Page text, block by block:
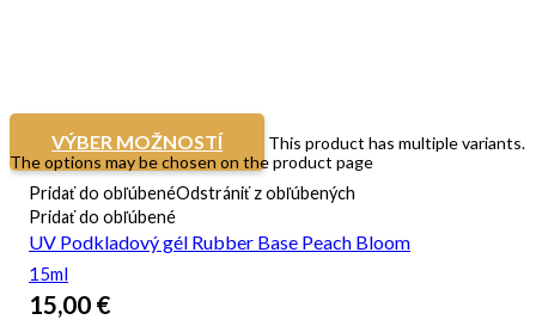
VÝBER MOŽNOSTÍ
This product has multiple variants.
The options may be chosen on the product page
Pridať do obľúbenéOdstrániť z obľúbených
Pridať do obľúbené
UV Podkladový gél Rubber Base Peach Bloom
15ml
15,00 €